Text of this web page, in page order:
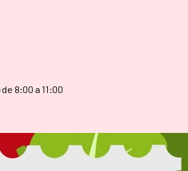
8:00 a 11:00